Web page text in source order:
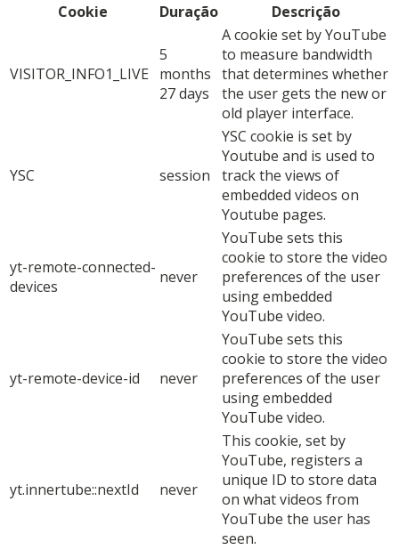
Cookie
Duração Descrição
VISITOR_INFO1_LIVE
5
months
27 days
A cookie set by YouTube
to measure bandwidth
that determines whether
the user gets the new or
old player interface.
YSC session
YSC cookie is set by
Youtube and is used to
track the views of
embedded videos on
Youtube pages.
yt-remote-connected-
devices
never
YouTube sets this
cookie to store the video
preferences of the user
using embedded
YouTube video.
yt-remote-device-id never
YouTube sets this
cookie to store the video
preferences of the user
using embedded
YouTube video.
yt.innertube::nextId never
This cookie, set by
YouTube, registers a
unique ID to store data
on what videos from
YouTube the user has
seen.